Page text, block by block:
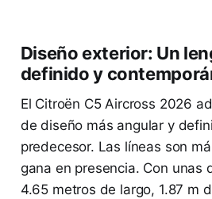
Diseño exterior: Un
definido y
El Citroën C5 Aircross 2026
de diseño más angular y
predecesor. Las líneas son
gana en presencia. Con unas
4.65 metros de largo, 1.87 m